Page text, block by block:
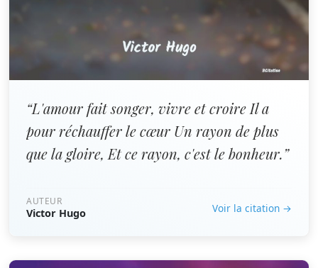
“L'amour fait songer, vivre et croire Il a
pour réchauffer le cœur Un rayon de plus
que la gloire, Et ce rayon, c'est le bonheur.”
AUTEUR
Victor Hugo Voir la citation →